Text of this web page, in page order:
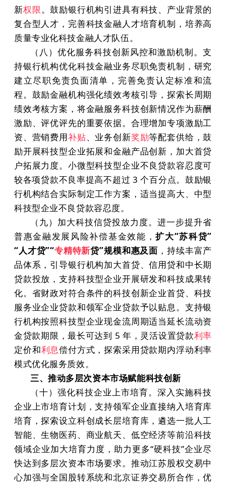
新权限。鼓励银行机构引进具有科技、产业背景的
复合型人才，完善科技金融人才培育机制，培养高
质量专业化科技金融人才队伍。
（八）优化服务科技创新风控和激励机制。支
持银行机构优化科技金融业务尽职免责机制，研究
建立尽职免责负面清单，完善免责认定标准和流
程。鼓励金融机构强化绩效考核引导，探索长周期
绩效考核方案，将金融服务科技创新情况作为薪酬
激励、评优评先的重要依据。合理增加专项激励工
资、营销费用补贴、业务创新奖励等配套供给，鼓
励开展科技型企业拓展和金融产品创新，加大首贷
户拓展力度。小微型科技型企业不良贷款容忍度可
较各项贷款不良率提高不超过 3 个百分点。鼓励银
行机构结合实际制定工作方案，适当提高大、中型
科技型企业不良贷款容忍度。
（九）加大科技信贷投放力度。进一步提升省
普惠金融发展风险补偿基金效能，扩大“苏科贷”
“人才贷”“专精特新贷”规模和惠及面 ，持续丰富产
品体系，引导银行机构加大首贷、信用贷和中长期
贷款投放，支持科技型企业开展研发和科技成果转
化。省财政对符合条件的科技创新企业首贷、科技
服务业企业贷款和领军企业贷款予以贴息。支持银
行机构按照科技型企业现金流周期适当延长流动资
金贷款期限，最长可达到 5 年，灵活设置贷款利率
定价和利息偿付方式，探索采用贷款期内浮动利率
模式优化服务质效。
三、推动多层次资本市场赋能科技创新
（十）强化科技企业上市培育。深入实施科技
企业上市培育计划，支持领军企业直接纳入培育库
培育，探索设立科创成长层培育库，遴选一批人工
智能、生物医药、商业航天、低空经济等前沿科技
领域企业加大培育力度，助力更多“硬科技”企业尽
快达到多层次资本市场要求。推动江苏股权交易中
心加强与全国股转系统和北京证券交易所合作，优